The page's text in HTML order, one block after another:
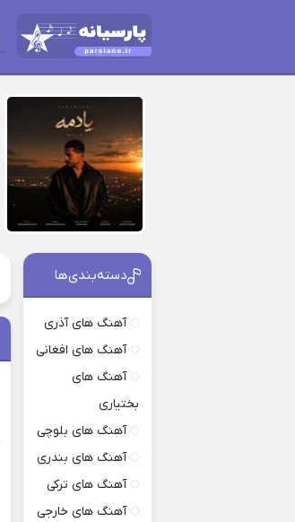
دسته‌بندی‌ها
آهنگ های آذری
آهنگ های افغانی
آهنگ های
بختیاری
آهنگ های بلوچی
آهنگ های بندری
آهنگ های ترکی
آهنگ های خارجی